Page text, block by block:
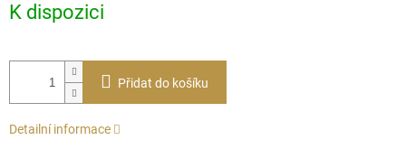
cena:
K dispozici
Přidat do košíku
Detailní informace